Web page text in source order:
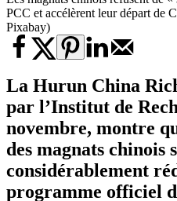
PCC et accélèrent leur départ de
Pixabay)
La Hurun China
par l’Institut de
novembre, montre
des magnats chinois
considérablement
programme officiel